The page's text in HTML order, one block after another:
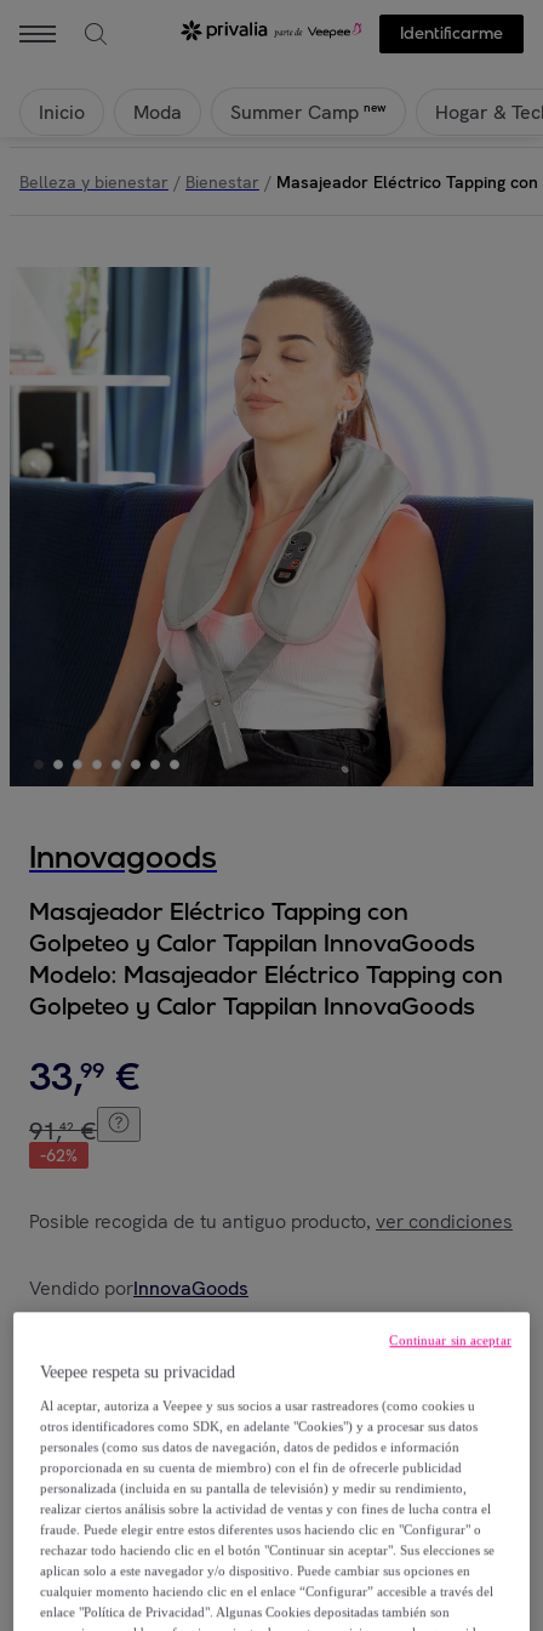
Identificarme
Inicio Moda Summer Camp new Hogar &
Belleza y bienestar / Bienestar / Masajeador Eléctrico Tapping
Innovagoods
Masajeador Eléctrico Tapping con
Golpeteo y Calor Tappilan InnovaGoods
Modelo: Masajeador Eléctrico Tapping con
Golpeteo y Calor Tappilan InnovaGoods
33,99 €
91,42 €
-62%
Posible recogida de tu antiguo producto, ver condiciones
Vendido porInnovaGoods
Entrega
Envío gratis
Entrega: Entre el16/08y el19/08
¿Cómo funciona?
Veepee respeta su privacidad
Al aceptar, autoriza a Veepee y sus socios a usar rastreadores (como cookies u
otros identificadores como SDK, en adelante "Cookies") y a procesar sus datos
personales (como sus datos de navegación, datos de pedidos e información
proporcionada en su cuenta de miembro) con el fin de ofrecerle publicidad
personalizada (incluida en su pantalla de televisión) y medir su rendimiento,
realizar ciertos análisis sobre la actividad de ventas y con fines de lucha contra el
fraude. Puede elegir entre estos diferentes usos haciendo clic en "Configurar" o
rechazar todo haciendo clic en el botón "Continuar sin aceptar". Sus elecciones se
aplican solo a este navegador y/o dispositivo. Puede cambiar sus opciones en
cualquier momento haciendo clic en el enlace “Configurar” accesible a través del
enlace "Política de Privacidad". Algunas Cookies depositadas también son
Continuar sin aceptar